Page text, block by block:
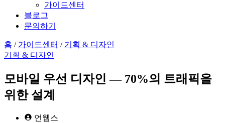
가이드센터
블로그
문의하기
홈 / 가이드센터 / 기획 & 디자인
기획 & 디자인
모바일 우선 디자인 — 70%의 트래픽을
위한 설계
언웹스